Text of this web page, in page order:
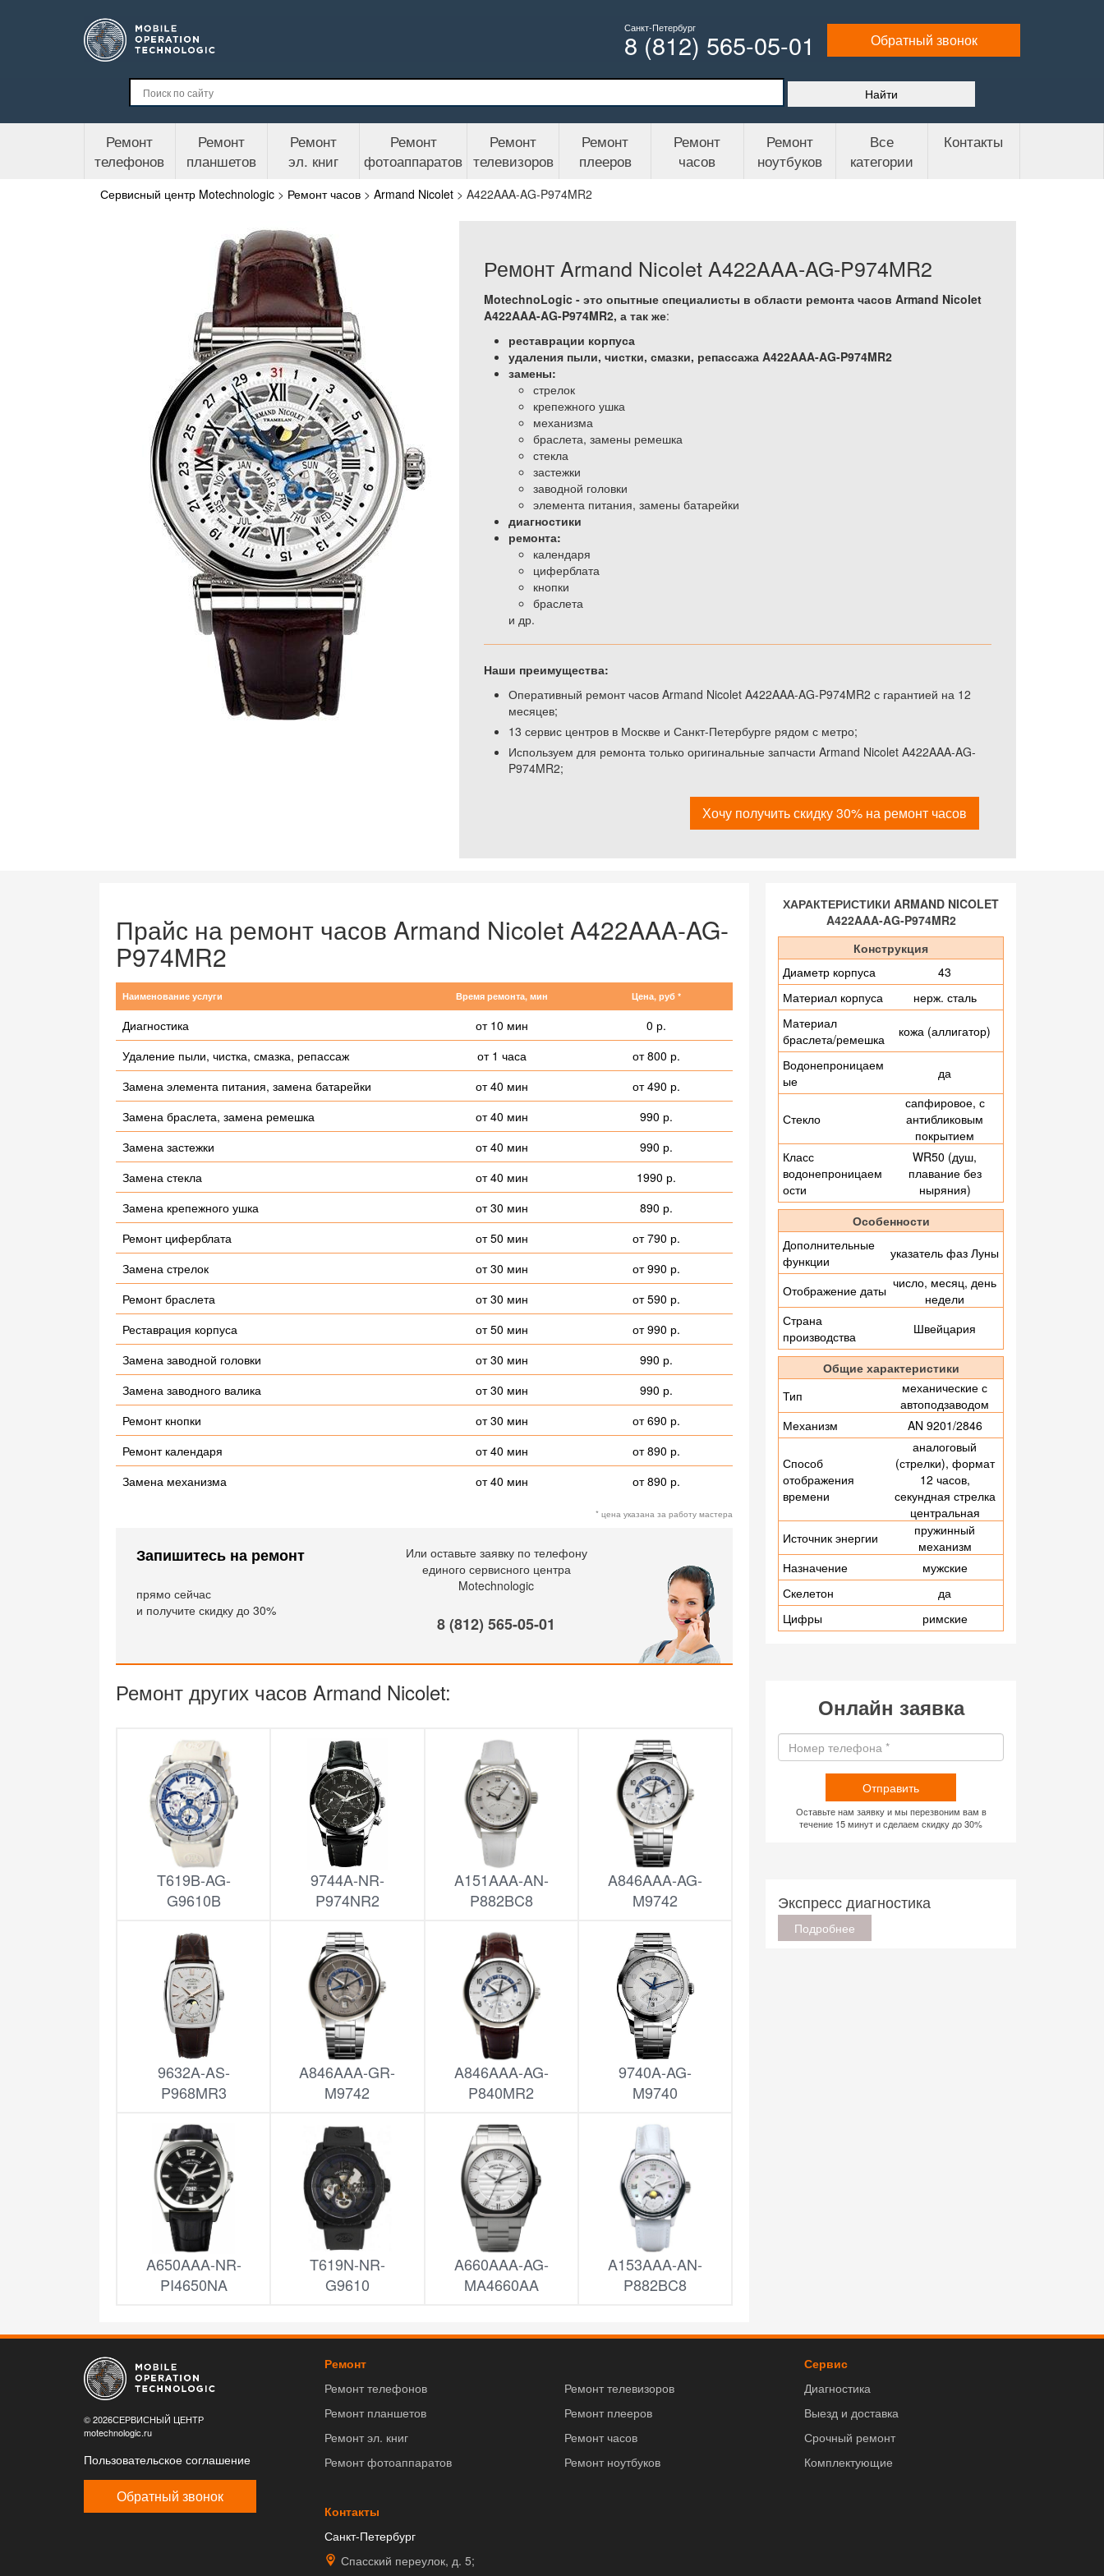
Санкт-Петербург
8 (812) 565-05-01 Обратный звонок
Ремонт
телефонов
Ремонт
планшетов
Ремонт
эл. книг
Ремонт
фотоаппаратов
Ремонт
телевизоров
Ремонт
плееров
Ремонт
часов
Ремонт
ноутбуков
Все
категории
Контакты
Сервисный центр Motechnologic > Ремонт часов > Armand Nicolet > A422AAA-AG-P974MR2
Ремонт Armand Nicolet A422AAA-AG-P974MR2
MotechnoLogic - это опытные специалисты в области ремонта часов Armand Nicolet
A422AAA-AG-P974MR2, а так же:
реставрации корпуса
удаления пыли, чистки, смазки, репассажа A422AAA-AG-P974MR2
замены:
стрелок
крепежного ушка
механизма
браслета, замены ремешка
стекла
застежки
заводной головки
элемента питания, замены батарейки
диагностики
ремонта:
календаря
циферблата
кнопки
браслета
и др.
Наши преимущества:
Оперативный ремонт часов Armand Nicolet A422AAA-AG-P974MR2 с гарантией на 12
месяцев;
13 сервис центров в Москве и Санкт-Петербурге рядом с метро;
Используем для ремонта только оригинальные запчасти Armand Nicolet A422AAA-AG-
P974MR2;
Хочу получить скидку 30% на ремонт часов
Прайс на ремонт часов Armand Nicolet A422AAA-AG-
P974MR2
Наименование услуги Время ремонта, мин Цена, руб *
Диагностика от 10 мин
0 р.
Удаление пыли, чистка, смазка, репассаж
от 1 часа
от 800 р.
Замена элемента питания, замена батарейки
от 40 мин
от 490 р.
Замена браслета, замена ремешка
от 40 мин
990 р.
Замена застежки
от 40 мин
990 р.
Замена стекла
от 40 мин
1990 р.
Замена крепежного ушка
от 30 мин
890 р.
Ремонт циферблата
от 50 мин
от 790 р.
Замена стрелок
от 30 мин
от 990 р.
Ремонт браслета
от 30 мин
от 590 р.
Реставрация корпуса
от 50 мин
от 990 р.
Замена заводной головки
от 30 мин
990 р.
Замена заводного валика
от 30 мин
990 р.
Ремонт кнопки
от 30 мин
от 690 р.
Ремонт календаря
от 40 мин
от 890 р.
Замена механизма
от 40 мин от 890 р.
* цена указана за работу мастера
Запишитесь на ремонт
прямо сейчас
и получите скидку до 30%
Или оставьте заявку по телефону
единого сервисного центра
Motechnologic
8 (812) 565-05-01
Ремонт других часов Armand Nicolet:
T619B-AG-
G9610B
9744A-NR-
P974NR2
A151AAA-AN-
P882BC8
A846AAA-AG-
M9742
9632A-AS-
P968MR3
A846AAA-GR-
M9742
A846AAA-AG-
P840MR2
9740A-AG-
M9740
A650AAA-NR-
PI4650NA
T619N-NR-
G9610
A660AAA-AG-
MA4660AA
A153AAA-AN-
P882BC8
ХАРАКТЕРИСТИКИ ARMAND NICOLET
A422AAA-AG-P974MR2
Конструкция
Диаметр корпуса
43
Материал корпуса
нерж. сталь
Материал
браслета/ремешка
кожа (аллигатор)
Водонепроницаем
ые
да
Стекло
сапфировое, с
антибликовым
покрытием
Класс
водонепроницаем
ости
WR50 (душ,
плавание без
ныряния)
Особенности
Дополнительные
функции
указатель фаз Луны
Отображение даты число, месяц, день
недели
Страна
производства
Швейцария
Общие характеристики
Тип
механические с
автоподзаводом
Механизм
AN 9201/2846
Способ
отображения
времени
аналоговый
(стрелки), формат
12 часов,
секундная стрелка
центральная
Источник энергии
пружинный
механизм
Назначение
мужские
Скелетон
да
Цифры
римские
Онлайн заявка
Отправить
Оставьте нам заявку и мы перезвоним вам в
течение 15 минут и сделаем скидку до 30%
Экспресс диагностика
Подробнее
© 2026СЕРВИСНЫЙ ЦЕНТР
motechnologic.ru
Пользовательское соглашение
Обратный звонок
Ремонт
Ремонт телефонов
Ремонт планшетов
Ремонт эл. книг
Ремонт фотоаппаратов
Ремонт телевизоров
Ремонт плееров
Ремонт часов
Ремонт ноутбуков
Сервис
Диагностика
Выезд и доставка
Срочный ремонт
Комплектующие
Контакты
Санкт-Петербург
Спасский переулок, д. 5;